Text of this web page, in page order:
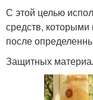
С этой целью
средств,
после
Защитных